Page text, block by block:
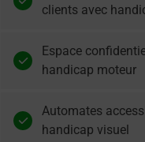
clients avec
Espace
handicap moteur
Automates
handicap visuel